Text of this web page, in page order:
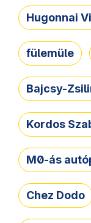
Hugonnai
fülemüle
Bajcsy-
Kordos
M0-ás
Chez Dodo